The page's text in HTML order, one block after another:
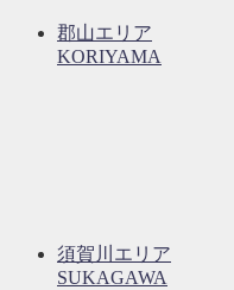
郡山エリア
KORIYAMA
須賀川エリア
SUKAGAWA